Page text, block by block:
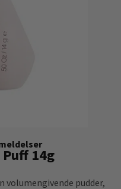
14g
volumengivende pudder,